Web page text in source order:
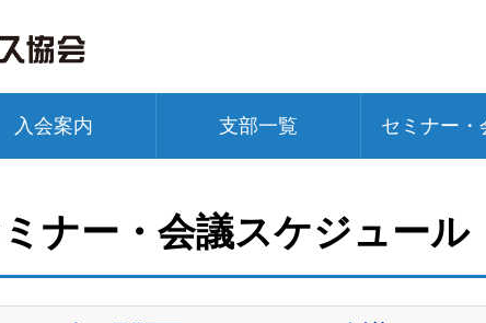
入会案内 支部一覧 セミナー・
ナー・会議スケジュール